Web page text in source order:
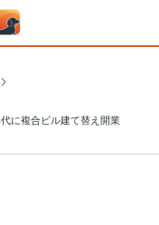
に複合ビル建て替え開業